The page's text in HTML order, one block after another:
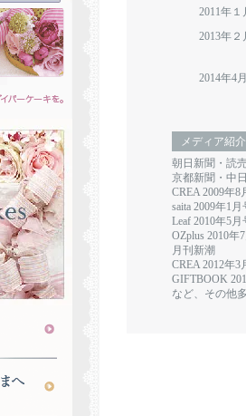
2011年１
2013年２
2014年4
メディア紹
朝日新聞・読
京都新聞・中
CREA 2009年8
saita 2009年1月
Leaf 2010年5月
OZplus 2010年
月刊新潮
CREA 2012年3
GIFTBOOK
など、その他